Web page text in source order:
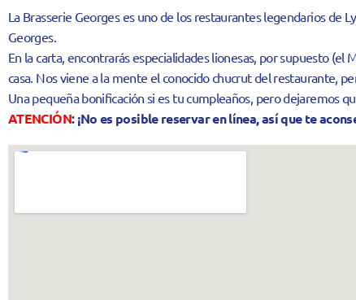
La Brasserie Georges es uno de los restaurantes legendarios de
Georges.
En la carta, encontrarás especialidades lionesas, por supuesto
casa. Nos viene a la mente el conocido chucrut del restaurante,
Una pequeña bonificación si es tu cumpleaños, pero dejaremos
ATENCIÓN: ¡No es posible reservar en línea, así que te